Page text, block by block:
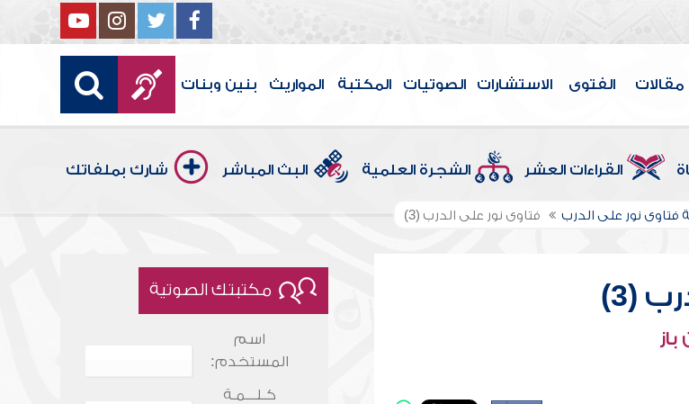
مقالات الفتوى الاستشارات الصوتيات المكتبة المواريث بنين وبنات
القراءات العشر الشجرة العلمية البث المباشر شارك بملفاتك
فتاوى نور على الدرب فتاوى نور على الدرب (3)
(3) مكتبتك الصوتية
اسم
المستخدم:
كـلـــمـة